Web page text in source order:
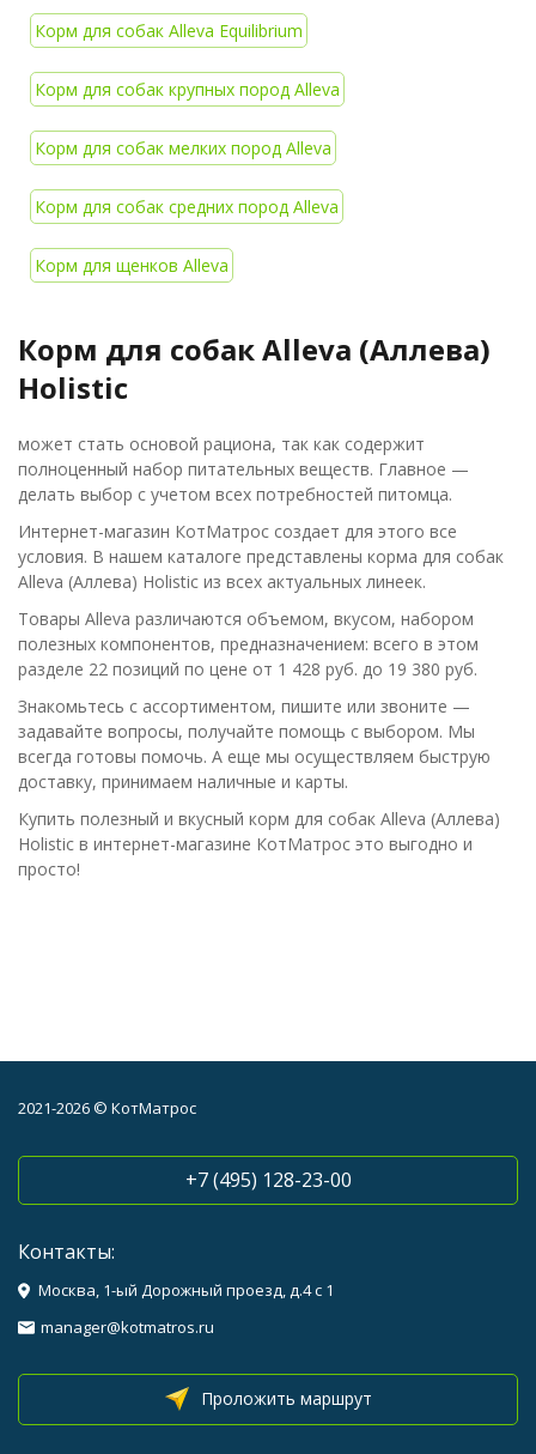
Корм для собак Alleva Equilibrium
Корм для собак крупных пород Alleva
Корм для собак мелких пород Alleva
Корм для собак средних пород Alleva
Корм для щенков Alleva
Корм для собак Alleva (Аллева)
Holistic
может стать основой рациона, так как содержит
полноценный набор питательных веществ. Главное —
делать выбор с учетом всех потребностей питомца.
Интернет-магазин КотМатрос создает для этого все
условия. В нашем каталоге представлены корма для собак
Alleva (Аллева) Holistic из всех актуальных линеек.
Товары Alleva различаются объемом, вкусом, набором
полезных компонентов, предназначением: всего в этом
разделе 22 позиций по цене от 1 428 руб. до 19 380 руб.
Знакомьтесь с ассортиментом, пишите или звоните —
задавайте вопросы, получайте помощь с выбором. Мы
всегда готовы помочь. А еще мы осуществляем быструю
доставку, принимаем наличные и карты.
Купить полезный и вкусный корм для собак Alleva (Аллева)
Holistic в интернет-магазине КотМатрос это выгодно и
просто!
2021-2026 © КотМатрос
+7 (495) 128-23-00
Контакты:
Москва, 1-ый Дорожный проезд, д.4 с 1
manager@kotmatros.ru
Проложить маршрут